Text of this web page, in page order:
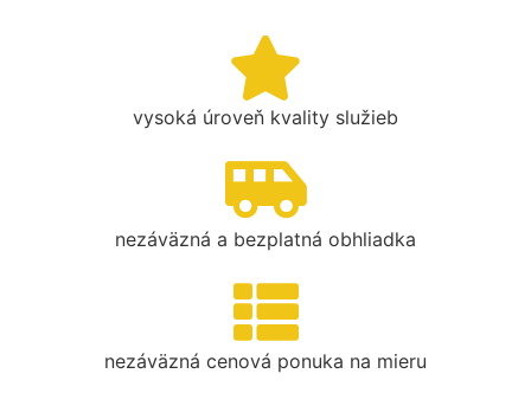
vysoká úroveň kvality služieb
nezáväzná a bezplatná obhliadka
nezáväzná cenová ponuka na mieru